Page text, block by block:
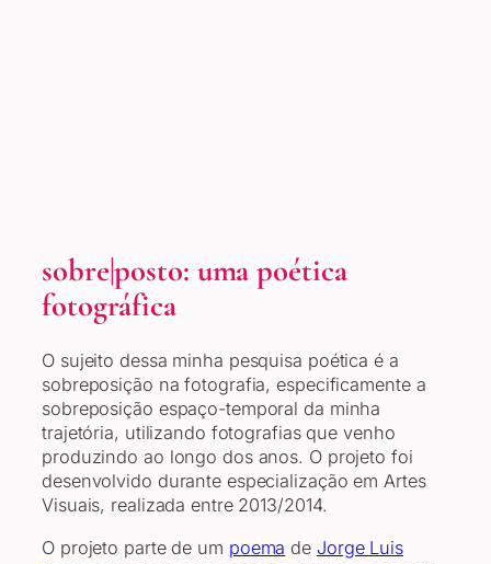
sobre|posto: uma poética
fotográfica
O sujeito dessa minha pesquisa poética é a
sobreposição na fotografia, especificamente a
sobreposição espaço-temporal da minha
trajetória, utilizando fotografias que venho
produzindo ao longo dos anos. O projeto foi
desenvolvido durante especialização em Artes
Visuais, realizada entre 2013/2014.
O projeto parte de um poema de Jorge Luis